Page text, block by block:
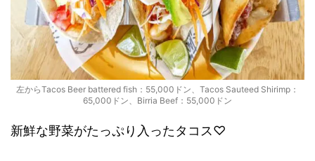
左からTacos Beer battered fish：55,000ドン、Tacos Sauteed Shirimp：
65,000ドン、Birria Beef：55,000ドン
新鮮な野菜がたっぷり入ったタコス♡